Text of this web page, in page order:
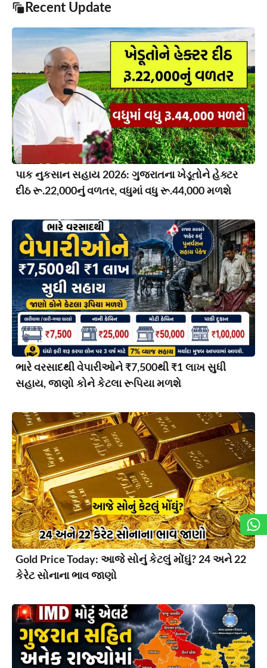
Recent Update
પાક નુકસાન સહાય 2026: ગુજરાતના ખેડૂતોને હેક્ટર
દીઠ રૂ.22,000નું વળતર, વધુમાં વધુ રૂ.44,000 મળશે
ભારે વરસાદથી વેપારીઓને ₹7,500થી ₹1 લાખ સુધી
સહાય, જાણો કોને કેટલા રૂપિયા મળશે
Gold Price Today: આજે સોનું કેટલું મોંઘું? 24 અને 22
કેરેટ સોનાના ભાવ જાણો